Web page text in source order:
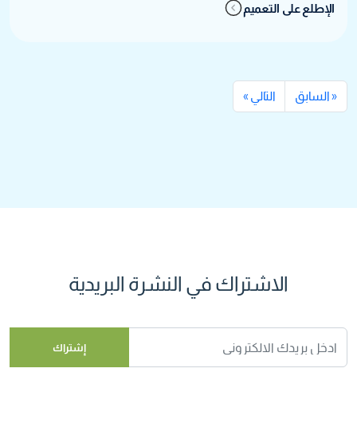
الإطلع على التعميم
« السابق التالي »
الاشتراك في النشرة البريدية
إشتراك